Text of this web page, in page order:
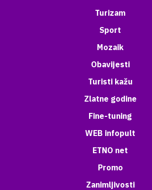
Turizam
Sport
Mozaik
Obavijesti
Turisti kažu
Zlatne godine
Fine-tuning
WEB infopult
ETNO net
Promo
Zanimljivosti